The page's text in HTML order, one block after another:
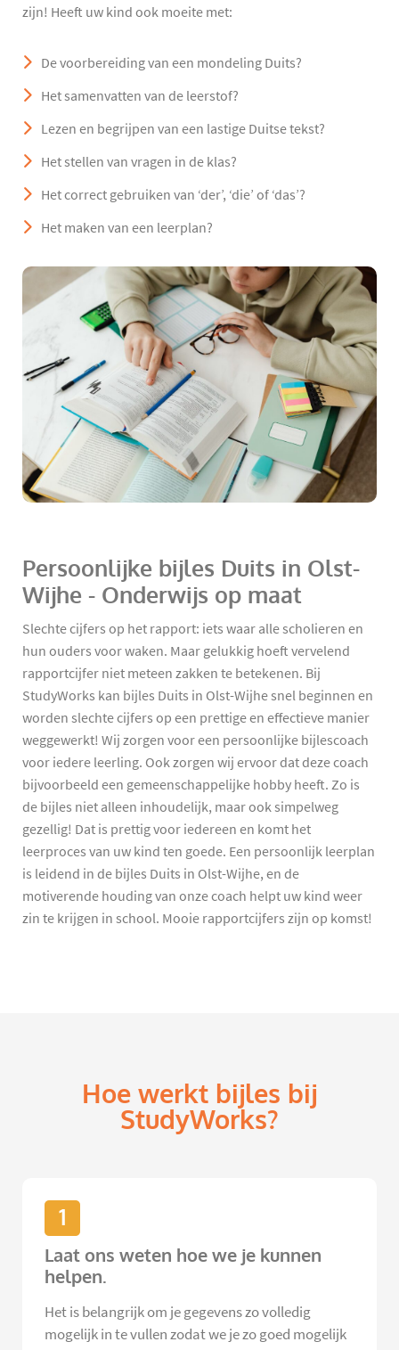
zijn! Heeft uw kind ook moeite met:
De voorbereiding van een mondeling Duits?
Het samenvatten van de leerstof?
Lezen en begrijpen van een lastige Duitse tekst?
Het stellen van vragen in de klas?
Het correct gebruiken van ‘der’, ‘die’ of ‘das’?
Het maken van een leerplan?
Persoonlijke bijles Duits in Olst-
Wijhe - Onderwijs op maat
Slechte cijfers op het rapport: iets waar alle scholieren en
hun ouders voor waken. Maar gelukkig hoeft vervelend
rapportcijfer niet meteen zakken te betekenen. Bij
StudyWorks kan bijles Duits in Olst-Wijhe snel beginnen en
worden slechte cijfers op een prettige en effectieve manier
weggewerkt! Wij zorgen voor een persoonlijke bijlescoach
voor iedere leerling. Ook zorgen wij ervoor dat deze coach
bijvoorbeeld een gemeenschappelijke hobby heeft. Zo is
de bijles niet alleen inhoudelijk, maar ook simpelweg
gezellig! Dat is prettig voor iedereen en komt het
leerproces van uw kind ten goede. Een persoonlijk leerplan
is leidend in de bijles Duits in Olst-Wijhe, en de
motiverende houding van onze coach helpt uw kind weer
zin te krijgen in school. Mooie rapportcijfers zijn op komst!
Hoe werkt bijles bij
StudyWorks?
1
Laat ons weten hoe we je kunnen
helpen.
Het is belangrijk om je gegevens zo volledig
mogelijk in te vullen zodat we je zo goed mogelijk